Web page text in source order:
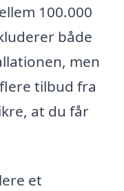
100.000
både
men
tilbud fra
at du får
et